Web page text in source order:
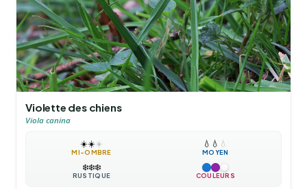
Violette des chiens
Viola canina
☀️☀️☀️
MI-OMBRE
💧 💧 💧
MOYEN
❄️❄️❄️
RUSTIQUE COULEURS